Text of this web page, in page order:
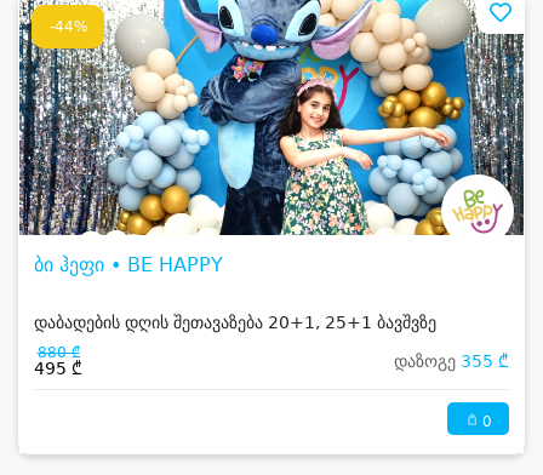
-44%
ბი ჰეფი • BE HAPPY
დაბადების დღის შეთავაზება 20+1, 25+1 ბავშვზე
880 ₾
495 ₾ დაზოგე 355 ₾
0